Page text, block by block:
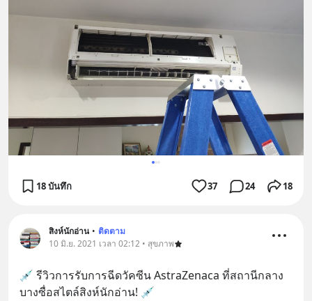
18 บันทึก 37 24 18
สิงห์นักอ่าน • ติดตาม
10 มิ.ย. 2021 เวลา 02:12 • สุขภาพ
💉 รีวิวการรับการฉีดวัคซีน AstraZenaca ที่สถานีกลาง
บางซื่อสไตล์สิงห์นักอ่าน! 💉